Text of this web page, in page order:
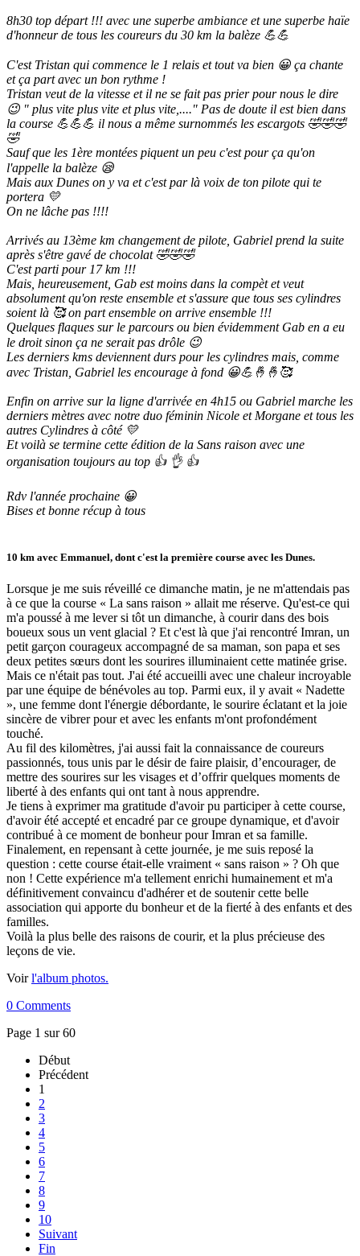
8h30 top départ !!! avec une superbe ambiance et une superbe haïe
d'honneur de tous les coureurs du 30 km la balèze 💪💪
C'est Tristan qui commence le 1 relais et tout va bien 😀 ça chante
et ça part avec un bon rythme !
Tristan veut de la vitesse et il ne se fait pas prier pour nous le dire
😉 " plus vite plus vite et plus vite,...." Pas de doute il est bien dans
la course 💪💪💪 il nous a même surnommés les escargots 🤣🤣🤣
🤣
Sauf que les 1ère montées piquent un peu c'est pour ça qu'on
l'appelle la balèze 😪
Mais aux Dunes on y va et c'est par là voix de ton pilote qui te
portera 💛
On ne lâche pas !!!!
Arrivés au 13ème km changement de pilote, Gabriel prend la suite
après s'être gavé de chocolat 🤣🤣🤣
C'est parti pour 17 km !!!
Mais, heureusement, Gab est moins dans la compèt et veut
absolument qu'on reste ensemble et s'assure que tous ses cylindres
soient là 🥰 on part ensemble on arrive ensemble !!!
Quelques flaques sur le parcours ou bien évidemment Gab en a eu
le droit sinon ça ne serait pas drôle 😉
Les derniers kms deviennent durs pour les cylindres mais, comme
avec Tristan, Gabriel les encourage à fond 😀💪🤞🤞🥰
Enfin on arrive sur la ligne d'arrivée en 4h15 ou Gabriel marche les
derniers mètres avec notre duo féminin Nicole et Morgane et tous les
autres Cylindres à côté 💛
Et voilà se termine cette édition de la Sans raison avec une
organisation toujours au top 👍 👌 👍
Rdv l'année prochaine 😀
Bises et bonne récup à tous
10 km avec Emmanuel, dont c'est la première course avec les Dunes.
Lorsque je me suis réveillé ce dimanche matin, je ne m'attendais pas
à ce que la course « La sans raison » allait me réserve. Qu'est-ce qui
m'a poussé à me lever si tôt un dimanche, à courir dans des bois
boueux sous un vent glacial ? Et c'est là que j'ai rencontré Imran, un
petit garçon courageux accompagné de sa maman, son papa et ses
deux petites sœurs dont les sourires illuminaient cette matinée grise.
Mais ce n'était pas tout. J'ai été accueilli avec une chaleur incroyable
par une équipe de bénévoles au top. Parmi eux, il y avait « Nadette
», une femme dont l'énergie débordante, le sourire éclatant et la joie
sincère de vibrer pour et avec les enfants m'ont profondément
touché.
Au fil des kilomètres, j'ai aussi fait la connaissance de coureurs
passionnés, tous unis par le désir de faire plaisir, d’encourager, de
mettre des sourires sur les visages et d’offrir quelques moments de
liberté à des enfants qui ont tant à nous apprendre.
Je tiens à exprimer ma gratitude d'avoir pu participer à cette course,
d'avoir été accepté et encadré par ce groupe dynamique, et d'avoir
contribué à ce moment de bonheur pour Imran et sa famille.
Finalement, en repensant à cette journée, je me suis reposé la
question : cette course était-elle vraiment « sans raison » ? Oh que
non ! Cette expérience m'a tellement enrichi humainement et m'a
définitivement convaincu d'adhérer et de soutenir cette belle
association qui apporte du bonheur et de la fierté à des enfants et des
familles.
Voilà la plus belle des raisons de courir, et la plus précieuse des
leçons de vie.
Voirl'album photos.
0 Comments
Page 1 sur 60
Début
Précédent
1
2
3
4
5
6
7
8
9
10
Suivant
Fin